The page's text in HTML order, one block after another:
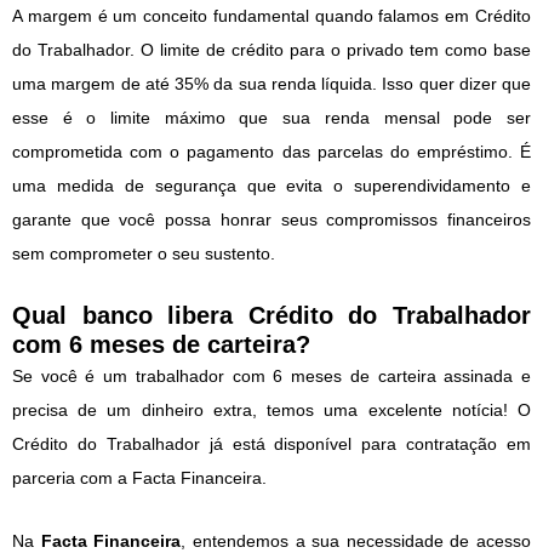
A margem é um conceito fundamental quando falamos em Crédito
do Trabalhador. O limite de crédito para o privado tem como base
uma margem de até 35% da sua renda líquida. Isso quer dizer que
esse é o limite máximo que sua renda mensal pode ser
comprometida com o pagamento das parcelas do empréstimo. É
uma medida de segurança que evita o superendividamento e
garante que você possa honrar seus compromissos financeiros
sem comprometer o seu sustento.
Qual banco libera Crédito do Trabalhador
com 6 meses de carteira?
Se você é um trabalhador com 6 meses de carteira assinada e
precisa de um dinheiro extra, temos uma excelente notícia! O
Crédito do Trabalhador já está disponível para contratação em
parceria com a Facta Financeira.
Na Facta Financeira, entendemos a sua necessidade de acesso